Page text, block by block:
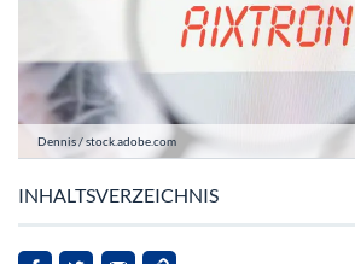
Dennis / stock.adobe.com
INHALTSVERZEICHNIS
Das sieht gut aus bei Aixtron